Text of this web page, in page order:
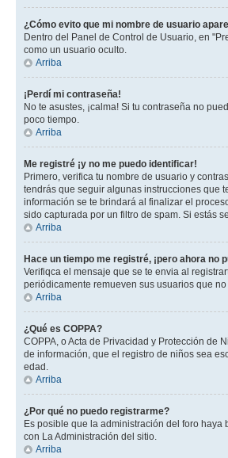
¿Cómo evito que mi nombre de usuario
Dentro del Panel de Control de Usuario, en
como un usuario oculto.
Arriba
¡Perdí mi contraseña!
No te asustes, ¡calma! Si tu contraseña no
poco tiempo.
Arriba
Me registré ¡y no me puedo identificar!
Primero, verifica tu nombre de usuario y
tendrás que seguir algunas instrucciones que
información se te brindará al finalizar el
sido capturada por un filtro de spam. Si estás
Arriba
Hace un tiempo me registré, ¡pero ahora no
Verifiqca el mensaje que se te envia al
periódicamente remueven sus usuarios que
Arriba
¿Qué es COPPA?
COPPA, o Acta de Privacidad y Protección de
de información, que el registro de niños sea
edad.
Arriba
¿Por qué no puedo registrarme?
Es posible que la administración del foro
con La Administración del sitio.
Arriba